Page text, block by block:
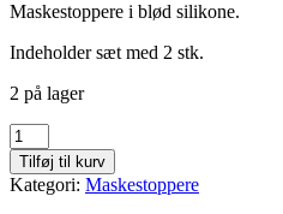
Maskestoppere i blød silikone.
Indeholder sæt med 2 stk.
2 på lager
Isvaffel
antal
Tilføj til kurv
Kategori: Maskestoppere